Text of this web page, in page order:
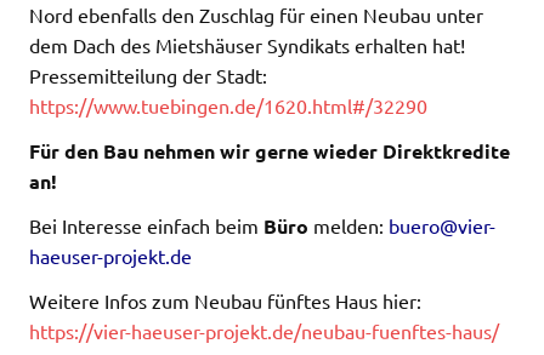
Nord ebenfalls den Zuschlag für einen Neubau unter
dem Dach des Mietshäuser Syndikats erhalten hat!
Pressemitteilung der Stadt:
https://www.tuebingen.de/1620.html#/32290
Für den Bau nehmen wir gerne wieder Direktkredite
an!
Bei Interesse einfach beim Büro melden: buero@vier-
haeuser-projekt.de
Weitere Infos zum Neubau fünftes Haus hier:
https://vier-haeuser-projekt.de/neubau-fuenftes-haus/